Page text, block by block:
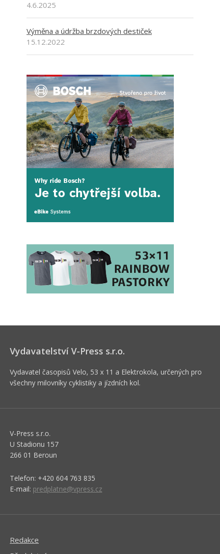
4.6.2025
Výměna a údržba brzdových destiček
15.12.2022
Vydavatelství V-Press s.r.o.
Vydavatel časopisů Velo, 53 x 11 a Elektrokola, určených pro
všechny milovníky cyklistiky a jízdních kol.
V-Press s.r.o.
U Stadionu 157
266 01 Beroun
Telefon: +420 604 763 835
E-mail: predplatne@vpress.cz
Redakce